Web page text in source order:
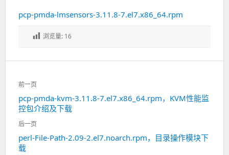
pcp-pmda-lmsensors-3.11.8-7.el7.x86_64.rpm
浏览量: 16
文
章
导
航
前一页
上
一
篇：
pcp-pmda-kvm-3.11.8-7.el7.x86_64.rpm，KVM性能监
控包介绍及下载
后一页
下
一
perl-File-Path-2.09-2.el7.noarch.rpm，目录操作模块下
载